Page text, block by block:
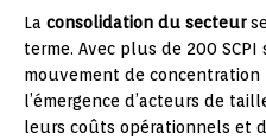
La consolidation du secteur
terme. Avec plus de 200
mouvement de
l’émergence d’acteurs de
leurs coûts opérationnels et